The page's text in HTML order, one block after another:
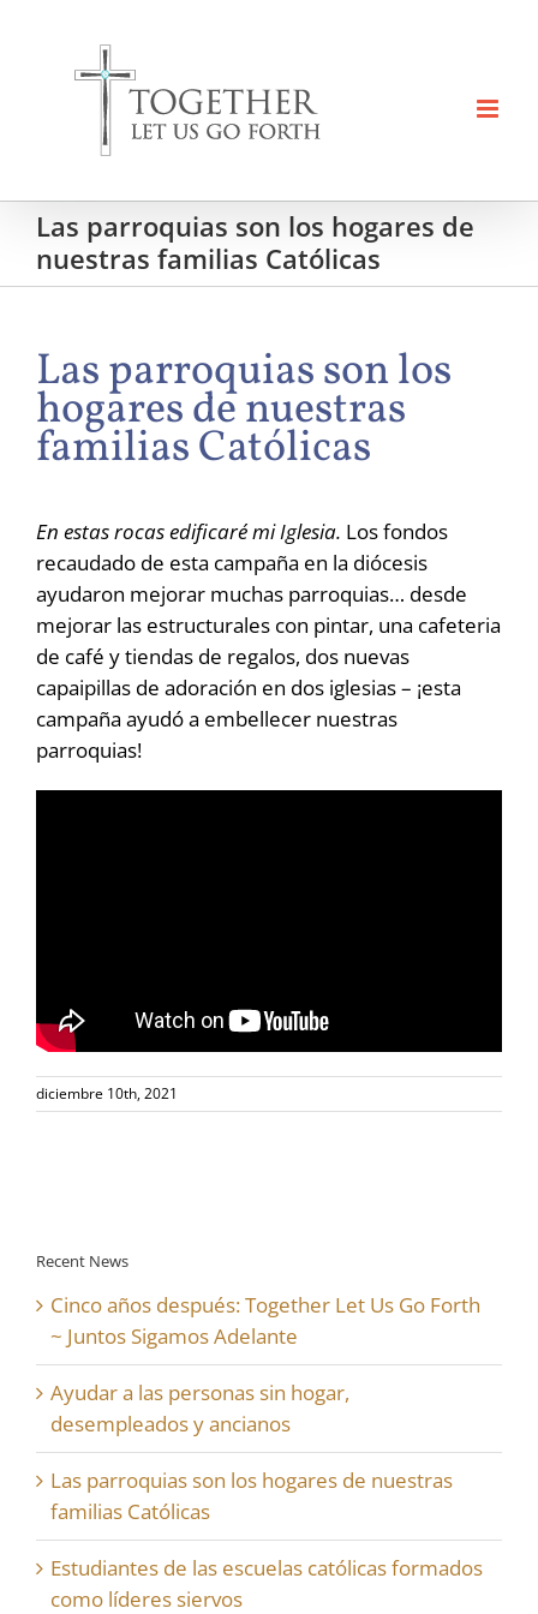
Las parroquias son los hogares de
nuestras familias Católicas
Las parroquias son los
hogares de nuestras
familias Católicas
En estas rocas edificaré mi Iglesia. Los fondos
recaudado de esta campaña en la diócesis
ayudaron mejorar muchas parroquias… desde
mejorar las estructurales con pintar, una cafeteria
de café y tiendas de regalos, dos nuevas
capaipillas de adoración en dos iglesias – ¡esta
campaña ayudó a embellecer nuestras
parroquias!
diciembre 10th, 2021
Recent News
Cinco años después: Together Let Us Go Forth
~ Juntos Sigamos Adelante
Ayudar a las personas sin hogar,
desempleados y ancianos
Las parroquias son los hogares de nuestras
familias Católicas
Estudiantes de las escuelas católicas formados
como líderes siervos